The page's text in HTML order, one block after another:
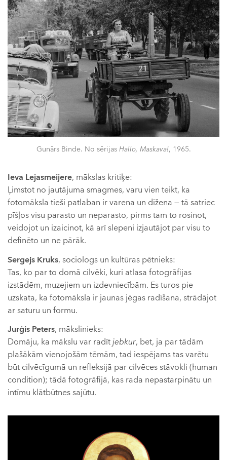
Gunārs Binde. No sērijas Hallo, Maskava!, 1965.
Ieva Lejasmeijere, mākslas kritiķe:
Ļimstot no jautājuma smagmes, varu vien teikt, ka
fotomāksla tieši patlaban ir varena un dižena — tā satriec
pīšļos visu parasto un neparasto, pirms tam to rosinot,
veidojot un izaicinot, kā arī slepeni izjautājot par visu to
definēto un ne pārāk.
Sergejs Kruks, sociologs un kultūras pētnieks:
Tas, ko par to domā cilvēki, kuri atlasa fotogrāfijas
izstādēm, muzejiem un izdevniecībām. Es turos pie
uzskata, ka fotomāksla ir jaunas jēgas radīšana, strādājot
ar saturu un formu.
Jurģis Peters, mākslinieks:
Domāju, ka mākslu var radītjebkur, bet, ja par tādām
plašākām vienojošām tēmām, tad iespējams tas varētu
būt cilvēcīgumā un refleksijā par cilvēces stāvokli (human
condition); tādā fotogrāfijā, kas rada nepastarpinātu un
intīmu klātbūtnes sajūtu.